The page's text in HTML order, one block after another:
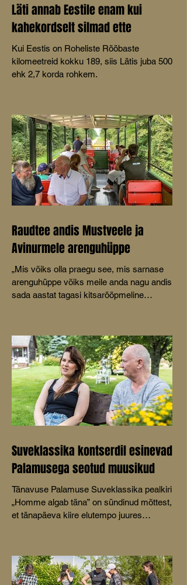
Läti annab Eestile enam kui
kahekordselt silmad ette
Kui Eestis on Roheliste Rööbaste
kilomeetreid kokku 189, siis Lätis juba 500
ehk 2,7 korda rohkem.
Raudtee andis Mustveele ja
Avinurmele arenguhüppe
„Mis võiks olla praegu see, mis sarnase
arenguhüppe võiks meile anda nagu andis
sada aastat tagasi kitsarööpmeline
oma ettekandes Mustvee
kultuurikeskuses peetud konverentsil
Avinurme-Mustvee raudtee 100.
Suveklassika kontserdil esinevad
Palamusega seotud muusikud
Tänavuse Palamuse Suveklassika pealkiri
„Homme algab täna” on sündinud mõttest,
et tänapäeva kiire elutempo juures
nautida käesolevat hetke.